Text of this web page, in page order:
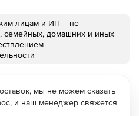
лицам и ИП – не
семейных, домашних и иных
мы не можем сказать
и наш менеджер свяжется